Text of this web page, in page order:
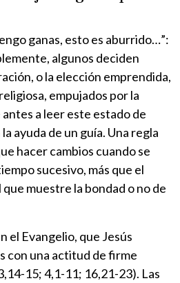
ganas, esto es aburrido…”:
algunos deciden
o la elección emprendida,
empujados por la
a leer este estado de
ayuda de un guía. Una regla
hacer cambios cuando se
sucesivo, más que el
muestre la bondad o no de
el Evangelio, que Jesús
con una actitud de firme
15; 4,1-11; 16,21-23). Las